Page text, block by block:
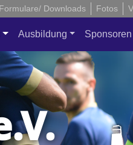
Formulare/ Downloads Fotos
Ausbildung Sponsoren